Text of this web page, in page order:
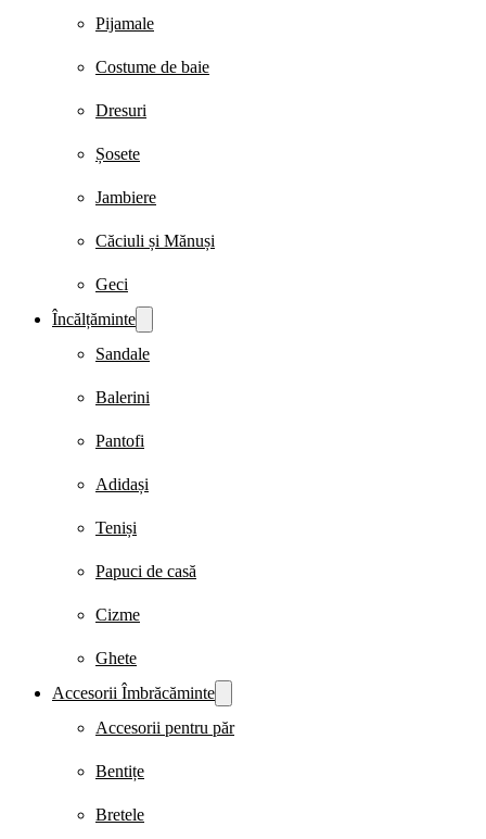
Pijamale
Costume de baie
Dresuri
Șosete
Jambiere
Căciuli și Mănuși
Geci
Încălțăminte
Sandale
Balerini
Pantofi
Adidași
Teniși
Papuci de casă
Cizme
Ghete
Accesorii Îmbrăcăminte
Accesorii pentru păr
Bentițe
Bretele